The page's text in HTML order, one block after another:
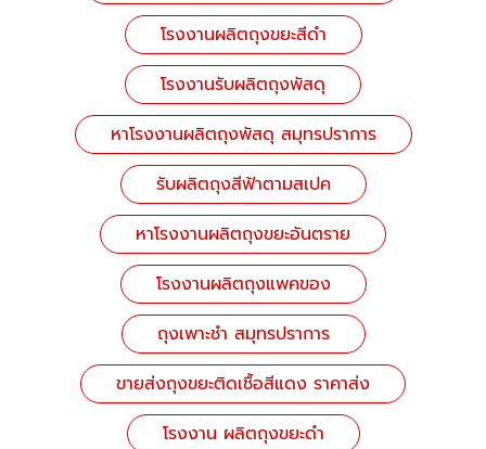
โรงงานผลิตถุงขยะสีดำ
โรงงานรับผลิตถุงพัสดุ
หาโรงงานผลิตถุงพัสดุ สมุทรปราการ
รับผลิตถุงสีฟ้าตามสเปค
หาโรงงานผลิตถุงขยะอันตราย
โรงงานผลิตถุงแพคของ
ถุงเพาะชำ สมุทรปราการ
ขายส่งถุงขยะติดเชื้อสีแดง ราคาส่ง
โรงงาน ผลิตถุงขยะดำ